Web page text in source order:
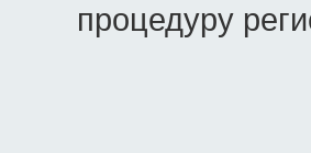
процедуру